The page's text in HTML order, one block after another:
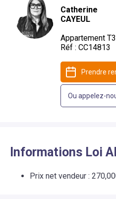
Catherine
CAYEUL
Appartement T3
Réf : CC14813
Prendre
Ou appelez-
Informations Loi
Prix net vendeur :